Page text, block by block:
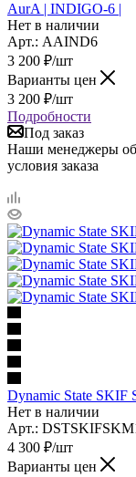
AurA | INDIGO-6 |
Нет в наличии
Арт.: AAIND6
3 200 ₽/шт
Варианты цен
3 200 ₽/шт
Подробности
Под заказ
Наши менеджеры
условия заказа
Dynamic State SKIF
Нет в наличии
Арт.:
4 300 ₽/шт
Варианты цен